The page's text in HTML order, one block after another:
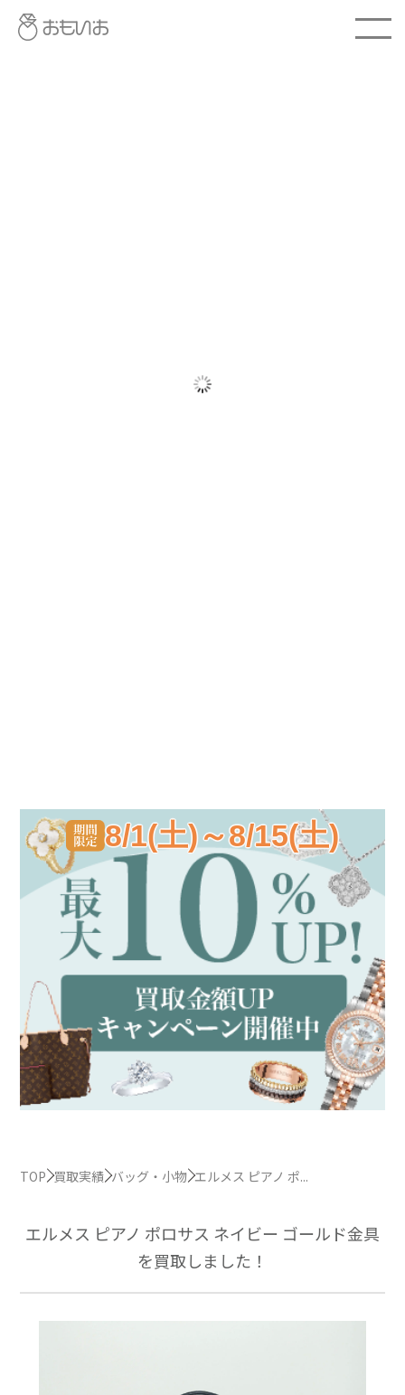
8/1(土)～8/15(土)
TOP 買取実績 バッグ・小物 エルメス ピアノ ポ...
エルメス ピアノ ポロサス ネイビー ゴールド金具
を買取しました！